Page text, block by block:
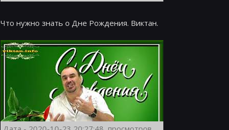
Что нужно знать о Дне Рождения. Виктан.